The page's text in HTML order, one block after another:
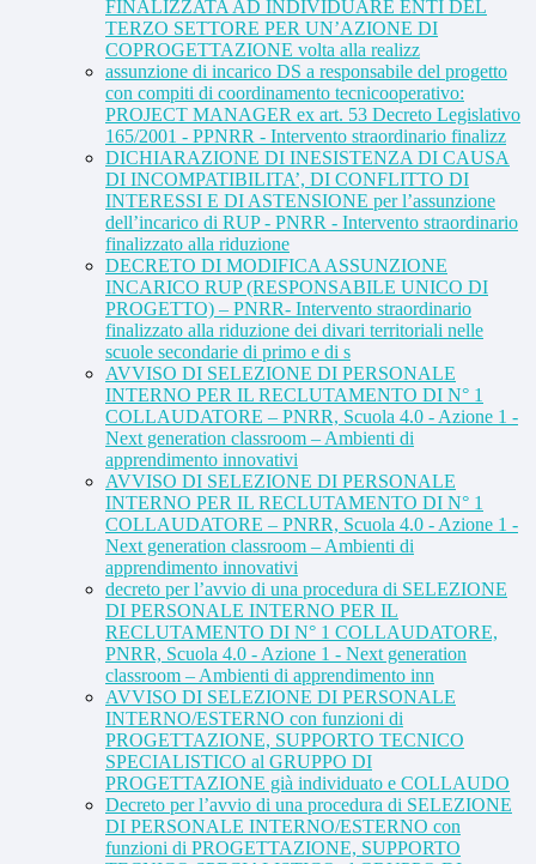
FINALIZZATA AD INDIVIDUARE ENTI DEL
TERZO SETTORE PER UN’AZIONE DI
COPROGETTAZIONE volta alla realizz
assunzione di incarico DS a responsabile del progetto
con compiti di coordinamento tecnicooperativo:
PROJECT MANAGER ex art. 53 Decreto Legislativo
165/2001 - PPNRR - Intervento straordinario finalizz
DICHIARAZIONE DI INESISTENZA DI CAUSA
DI INCOMPATIBILITA’, DI CONFLITTO DI
INTERESSI E DI ASTENSIONE per l’assunzione
dell’incarico di RUP - PNRR - Intervento straordinario
finalizzato alla riduzione
DECRETO DI MODIFICA ASSUNZIONE
INCARICO RUP (RESPONSABILE UNICO DI
PROGETTO) – PNRR- Intervento straordinario
finalizzato alla riduzione dei divari territoriali nelle
scuole secondarie di primo e di s
AVVISO DI SELEZIONE DI PERSONALE
INTERNO PER IL RECLUTAMENTO DI N° 1
COLLAUDATORE – PNRR, Scuola 4.0 - Azione 1 -
Next generation classroom – Ambienti di
apprendimento innovativi
AVVISO DI SELEZIONE DI PERSONALE
INTERNO PER IL RECLUTAMENTO DI N° 1
COLLAUDATORE – PNRR, Scuola 4.0 - Azione 1 -
Next generation classroom – Ambienti di
apprendimento innovativi
decreto per l’avvio di una procedura di SELEZIONE
DI PERSONALE INTERNO PER IL
RECLUTAMENTO DI N° 1 COLLAUDATORE,
PNRR, Scuola 4.0 - Azione 1 - Next generation
classroom – Ambienti di apprendimento inn
AVVISO DI SELEZIONE DI PERSONALE
INTERNO/ESTERNO con funzioni di
PROGETTAZIONE, SUPPORTO TECNICO
SPECIALISTICO al GRUPPO DI
PROGETTAZIONE già individuato e COLLAUDO
Decreto per l’avvio di una procedura di SELEZIONE
DI PERSONALE INTERNO/ESTERNO con
funzioni di PROGETTAZIONE, SUPPORTO